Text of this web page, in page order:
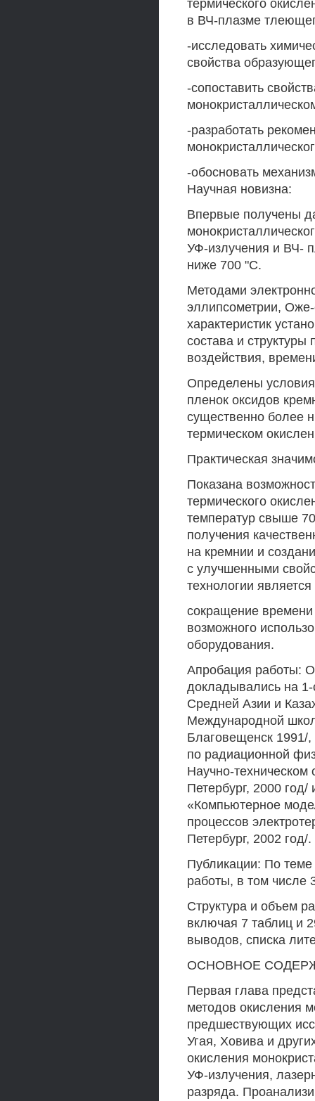
термического
в ВЧ-плазме
-исследовать
свойства
-сопоставить
-разработать
-обосновать
Научная новизна:
Впервые получены
УФ-излучения и ВЧ-
ниже 700 "С.
Методами
эллипсометрии,
характеристик
состава и структуры
воздействия,
Определены
пленок оксидов
существенно более
термическом
Практическая
Показана
термического
температур свыше
получения
на кремнии и
с улучшенными
технологии является
сокращение времени
возможного
оборудования.
Апробация работы:
докладывались на
Средней Азии и
Международной
Благовещенск
по радиационной
Научно-
Петербург, 2000
«Компьютерное
процессов
Петербург, 2002 год/.
Публикации: По теме
работы, в том числе
Структура и объем
включая 7 таблиц и
выводов, списка
ОСНОВНОЕ
Первая глава
методов окисления
предшествующих
Угая, Ховива и
окисления
УФ-излучения,
разряда.